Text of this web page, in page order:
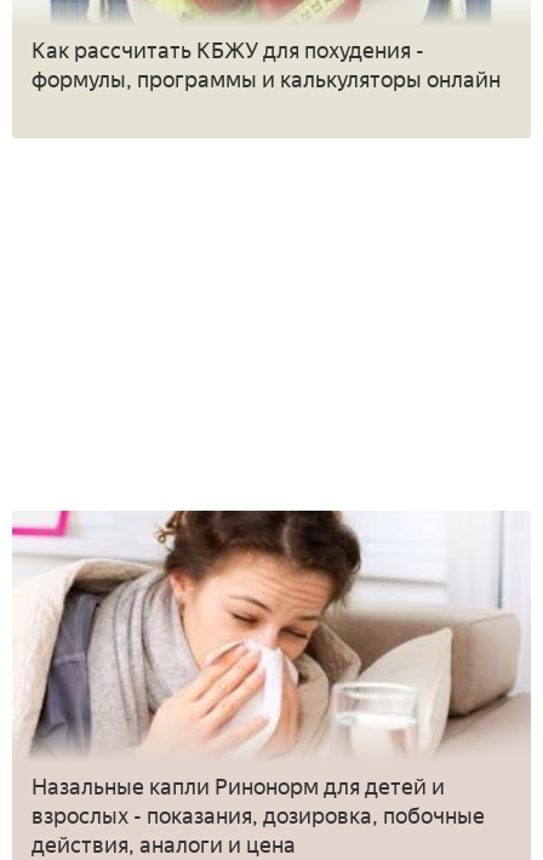
Как рассчитать КБЖУ для похудения -
формулы, программы и калькуляторы онлайн
Назальные капли Ринонорм для детей и
взрослых - показания, дозировка, побочные
действия, аналоги и цена